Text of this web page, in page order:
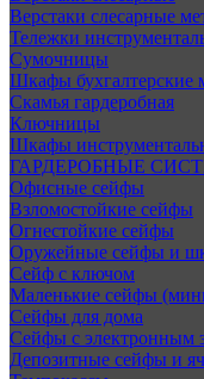
Верстаки слесарные
Тележки
Сумочницы
Шкафы бухгалтерские
Скамья гардеробная
Ключницы
Шкафы
ГАРДЕРОБНЫЕ
Офисные сейфы
Взломостойкие сейфы
Огнестойкие сейфы
Оружейные сейфы и
Сейф с ключом
Маленькие сейфы
Сейфы для дома
Сейфы с электронным
Депозитные сейфы и